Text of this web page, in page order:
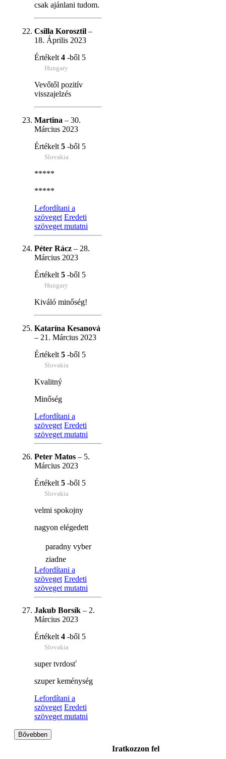
csak ajánlani tudom.
Csilla Korosztil –
18. Április 2023
Értékelt 4 -ből 5
Hungary
Vevőtől pozitív
visszajelzés
Martina – 30.
Március 2023
Értékelt 5 -ből 5
Slovakia
*****
*****
Lefordítani a
szöveget Eredeti
szöveget mutatni
Péter Rácz – 28.
Március 2023
Értékelt 5 -ből 5
Hungary
Kiváló minőség!
Katarína Kesanová
– 21. Március 2023
Értékelt 5 -ből 5
Slovakia
Kvalitný
Minőség
Lefordítani a
szöveget Eredeti
szöveget mutatni
Peter Matos – 5.
Március 2023
Értékelt 5 -ből 5
Slovakia
velmi spokojny
nagyon elégedett
paradny vyber
ziadne
Lefordítani a
szöveget Eredeti
szöveget mutatni
Jakub Borsík – 2.
Március 2023
Értékelt 4 -ből 5
Slovakia
super tvrdosť
szuper keménység
Lefordítani a
szöveget Eredeti
szöveget mutatni
Bővebben
Iratkozzon fel